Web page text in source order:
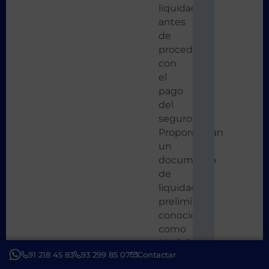
liquidado
antes
de
proceder
con
el
pago
del
seguro.
Proporcionan
un
documento
de
liquidación
preliminar,
conocido
como
Modelo
650
91 218 45 83 93 299 85 07 Contactar